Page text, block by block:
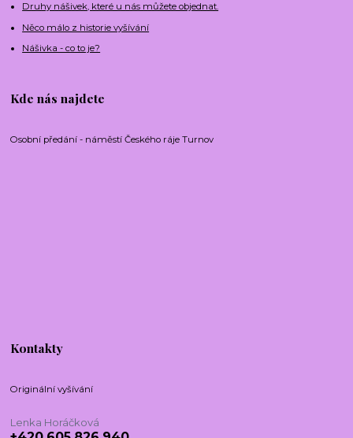
Druhy nášivek, které u nás můžete objednat.
Něco málo z historie vyšívání
Nášivka - co to je?
Kde nás najdete
Osobní předání - náměstí Českého ráje Turnov
Kontakty
Originální vyšívání
Lenka Horáčková